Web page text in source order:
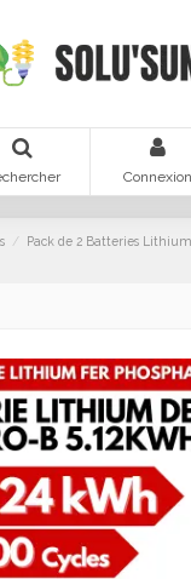
Connexion
Pack de 2 Batteries Lithium